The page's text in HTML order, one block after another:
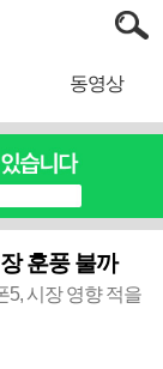
동영상
훈풍 불까
5, 시장 영향 적을